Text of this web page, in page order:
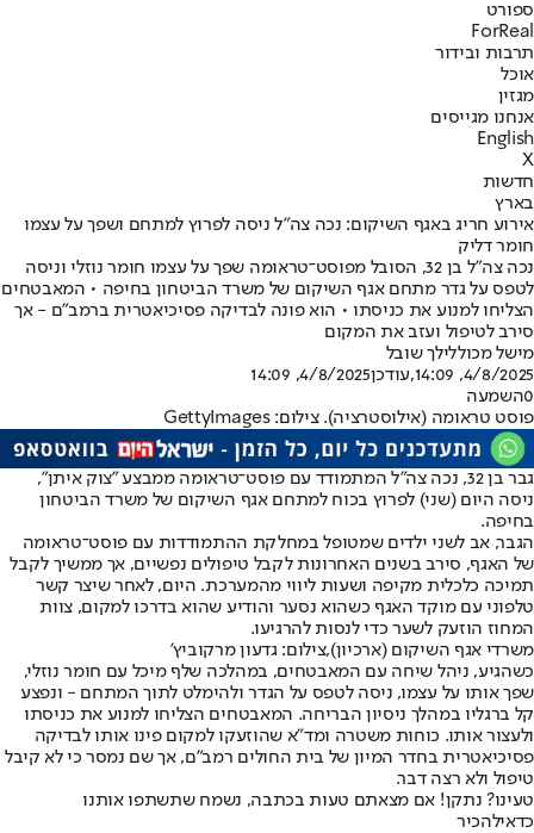
ספורט
ForReal
תרבות ובידור
אוכל
מגזין
אנחנו מגייסים
English
X
חדשות
בארץ
אירוע חריג באגף השיקום: נכה צה"ל ניסה לפרוץ למתחם ושפך על עצמו
חומר דליק
נכה צה"ל בן 32, הסובל מפוסט־טראומה שפך על עצמו חומר נוזלי וניסה
לטפס על גדר מתחם אגף השיקום של משרד הביטחון בחיפה • המאבטחים
הצליחו למנוע את כניסתו • הוא פונה לבדיקה פסיכיאטרית ברמב"ם - אך
סירב לטיפול ועזב את המקום
מישל מכוללילך שובל
4/8/2025, 14:09
,עודכן4/8/2025, 14:09
0השמעה
פוסט טראומה (אילוסטרציה). צילום: GettyImages
גבר בן 32, נכה צה"ל המתמודד עם פוסט־טראומה ממבצע "צוק איתן",
ניסה היום (שני) לפרוץ בכוח למתחם אגף השיקום של משרד הביטחון
בחיפה.
הגבר, אב לשני ילדים שמטופל במחלקת ההתמודדות עם פוסט־טראומה
של האגף, סירב בשנים האחרונות לקבל טיפולים נפשיים, אך ממשיך לקבל
תמיכה כלכלית מקיפה ושעות ליווי מהמערכת. היום, לאחר שיצר קשר
טלפוני עם מוקד האגף כשהוא נסער והודיע שהוא בדרכו למקום, צוות
המחוז הוזעק לשער כדי לנסות להרגיעו.
משרדי אגף השיקום (ארכיון),צילום: גדעון מרקוביץ'
כשהגיע, ניהל שיחה עם המאבטחים, במהלכה שלף מיכל עם חומר נוזלי,
שפך אותו על עצמו, ניסה לטפס על הגדר ולהימלט לתוך המתחם - ונפצע
קל ברגליו במהלך ניסיון הבריחה. המאבטחים הצליחו למנוע את כניסתו
ולעצור אותו. כוחות משטרה ומד"א שהוזעקו למקום פינו אותו לבדיקה
פסיכיאטרית בחדר המיון של בית החולים רמב"ם, אך שם נמסר כי לא קיבל
טיפול ולא רצה דבר.
טעינו? נתקן! אם מצאתם טעות בכתבה, נשמח שתשתפו אותנו
כדאילהכיר